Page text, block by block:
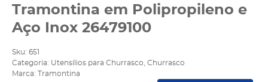
Tramontina em Polipropileno e
Aço Inox 26479100
Sku: 651
Categoria: Utensílios para Churrasco Churrasco
Marca:
Tramontina